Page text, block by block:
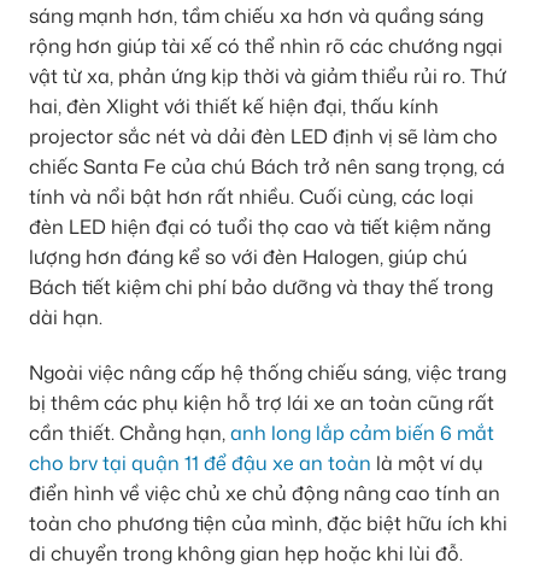
sáng mạnh hơn, tầm chiếu xa hơn và quầng sáng
rộng hơn giúp tài xế có thể nhìn rõ các chướng ngại
vật từ xa, phản ứng kịp thời và giảm thiểu rủi ro. Thứ
hai, đèn Xlight với thiết kế hiện đại, thấu kính
projector sắc nét và dải đèn LED định vị sẽ làm cho
chiếc Santa Fe của chú Bách trở nên sang trọng, cá
tính và nổi bật hơn rất nhiều. Cuối cùng, các loại
đèn LED hiện đại có tuổi thọ cao và tiết kiệm năng
lượng hơn đáng kể so với đèn Halogen, giúp chú
Bách tiết kiệm chi phí bảo dưỡng và thay thế trong
dài hạn.
Ngoài việc nâng cấp hệ thống chiếu sáng, việc trang
bị thêm các phụ kiện hỗ trợ lái xe an toàn cũng rất
cần thiết. Chẳng hạn,anh long lắp cảm biến 6 mắt
cho brv tại quận 11 để đậu xe an toàn là một ví dụ
điển hình về việc chủ xe chủ động nâng cao tính an
toàn cho phương tiện của mình, đặc biệt hữu ích khi
di chuyển trong không gian hẹp hoặc khi lùi đỗ.